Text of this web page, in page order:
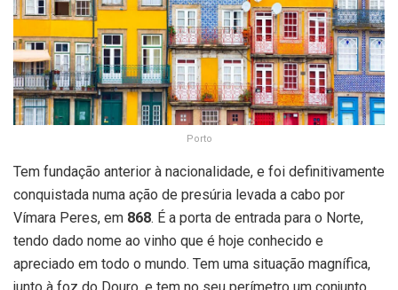
Porto
Tem fundação anterior à nacionalidade, e foi definitivamente
conquistada numa ação de presúria levada a cabo por
Vímara Peres, em 868. É a porta de entrada para o Norte,
tendo dado nome ao vinho que é hoje conhecido e
apreciado em todo o mundo. Tem uma situação magnífica,